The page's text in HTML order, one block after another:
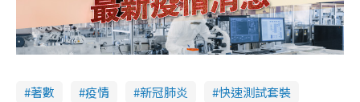
著數 疫情 新冠肺炎
快速測試套裝